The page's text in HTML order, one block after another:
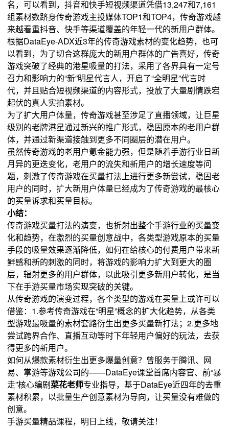
名，可以看到，抖音和快手短视频渠道凭借13,247和7,161
组素材数跻身传奇游戏主投媒体TOP1和TOP4，传奇游戏越
来越看重抖音、快手等渠道覆盖的年轻一代的新用户群体。
根据DataEye-ADX近3年的传奇游戏素材的变化趋势，也可
以看到，为了切合这群庞大的新用户群体的广告喜好，传奇
游戏突破了经典的港星吸量的打法，采用了各界具有一定号
召力和影响力的“新”明星代言人，开启了“全明星”代言时
代，并且贴合短视频渠道的内容形式，投放了大量剧情跌宕
起伏的真人实拍素材。
为了扩大用户体量，传奇游戏甚至涉足了直播领域，让巨星
级别的老牌港星通过新兴的推广形式，稳固原本的老用户群
体，并通过新渠道接触到更多不同圈层的潜在用户。
虽然传奇游戏的老用户氪金能力强，但是随着手游行业日新
月异的更迭变化，老用户的流失和新用户的增长速度等问
题，刺激了传奇游戏在买量打法上进行更多新尝试，稳固老
用户的同时，扩大新用户体量已经成为了传奇游戏的最核心
的买量诉求和买量目标。
小结：
传奇游戏买量打法的演变，也折射出整个手游行业的买量变
化和趋势，在激烈的买量创意战中，各类型游戏原本的买量
手段的吸量效果逐渐降低，如何在给核心的付费用户带来新
鲜感和新的刺激的同时，将游戏的影响力扩大到更大的圈
层，辐射更多的用户群体，以此吸引更多新用户转化，是当
下在手游买量市场实现突破的关键。
从传奇游戏的演变过程，各个类型的游戏在买量上或许可以
借鉴：1.参考传奇游戏在“明星”概念的扩大化趋势，从各类
型游戏最吸量的素材套路衍生出更多买量新打法；2.更多地
尝试跨界合作、直播互动等时下年轻用户偏好的玩法，去获
得更多的新用户。
如何从爆款素材衍生出更多爆量创意？曾服务于腾讯、网
易、掌游等游戏公司的——DataEye课堂首席内容官、前“暴
走”核心编剧菜花老师专业指导，基于DataEye近四年的去重
素材积累，以批量生产创意素材为导向，让买量没有难做的
创意。
手游买量精品课程，明日上线，敬请关注！